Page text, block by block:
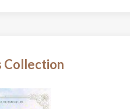
Collection